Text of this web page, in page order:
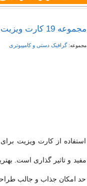
مجموعه 19 کارت ویزیت جالب و خنده دار
مجموعه:گرافیک دستی و کامپیوتری
استفاده از کارت ویزیت
مفید و تاثیر گذاری است.
حد امکان جذاب و جالب طراحی